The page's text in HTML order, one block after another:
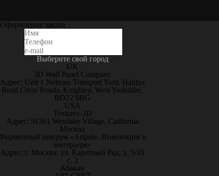
Оформление заказа
Выберите свой город
UK
3D Wall Panel Company
Адрес: Unit 1 Nelsons Transport Yard, Halifax
Road Cross Roads, Keighley, West Yorkshire,
BD22 9BG
USA
Textures-3D
Адрес: 91361 Westlake Village, California
Москва
шоурум «Artpole. Инновации в
интерьере»
Адрес: г. Москва, ул. Каретный Ряд, д. 5/10
с. 2
Абакан